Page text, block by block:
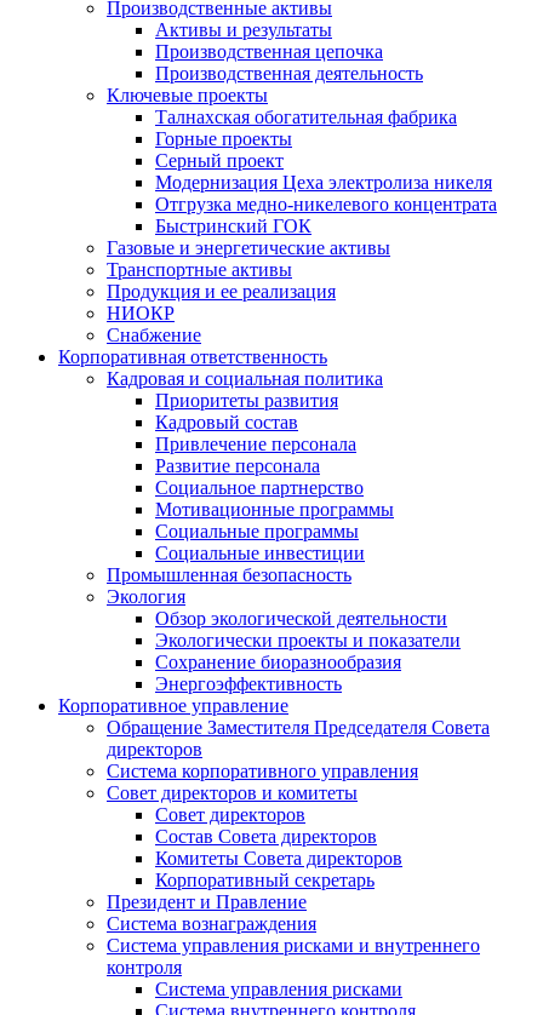
Производственные активы
Активы и результаты
Производственная цепочка
Производственная деятельность
Ключевые проекты
Талнахская обогатительная фабрика
Горные проекты
Серный проект
Модернизация Цеха электролиза никеля
Отгрузка медно-никелевого концентрата
Быстринский ГОК
Газовые и энергетические активы
Транспортные активы
Продукция и ее реализация
НИОКР
Снабжение
Корпоративная ответственность
Кадровая и социальная политика
Приоритеты развития
Кадровый состав
Привлечение персонала
Развитие персонала
Социальное партнерство
Мотивационные программы
Социальные программы
Социальные инвестиции
Промышленная безопасность
Экология
Обзор экологической деятельности
Экологически проекты и показатели
Сохранение биоразнообразия
Энергоэффективность
Корпоративное управление
Обращение Заместителя Председателя Совета
директоров
Система корпоративного управления
Совет директоров и комитеты
Совет директоров
Состав Совета директоров
Комитеты Совета директоров
Корпоративный секретарь
Президент и Правление
Система вознаграждения
Система управления рисками и внутреннего
контроля
Система управления рисками
Система внутреннего контроля